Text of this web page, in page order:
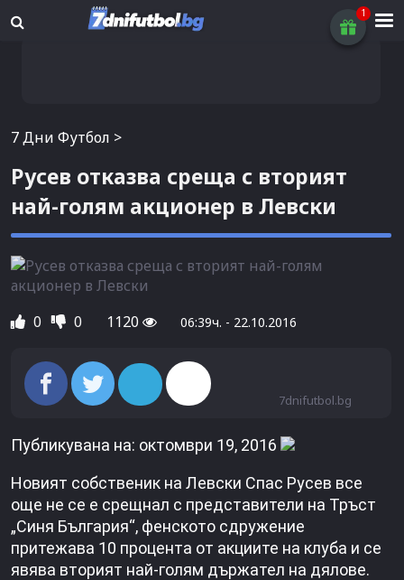
7 Дни Футбол >
Русев отказва среща с вторият
най-голям акционер в Левски
0 0 1120 06:39ч. - 22.10.2016
7dnifutbol.bg
Публикувана на: октомври 19, 2016
Новият собственик на Лев­ски Спас Русев все
още не се е срещнал с представители на Тръст
„Синя България“, фенското сдружение
притежава 10 процента от акциите на клуба и се
явява вторият най-голям държател на дялове.